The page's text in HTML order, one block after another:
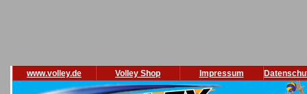
www.volley.de Volley Shop Impressum